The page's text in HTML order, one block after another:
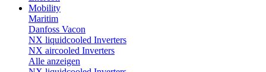
Mobility
Maritim
Danfoss Vacon
NX liquidcooled Inverters
NX aircooled Inverters
Alle anzeigen